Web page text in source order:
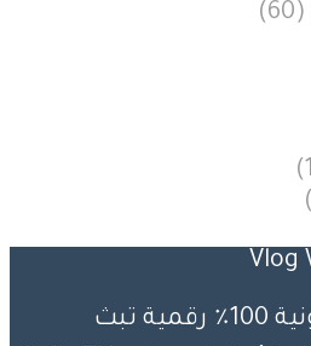
(60)
لالة تيفي، قناة تلفزيونية 100٪ رقمية تبث